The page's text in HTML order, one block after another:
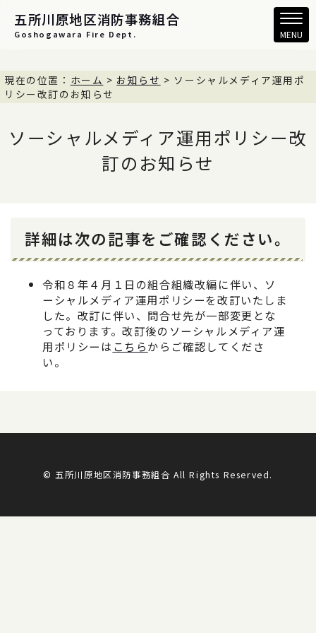
五所川原地区消防事務組合
Goshogawara Fire Dept. MENU
現在の位置： ホーム > お知らせ > ソーシャルメディア運用ポ
リシー改訂のお知らせ
ソーシャルメディア運用ポリシー改
訂のお知らせ
詳細は次の記事をご確認ください。
令和８年４月１日の組合組織改編に伴い、ソ
ーシャルメディア運用ポリシーを改訂いたしま
した。改訂に伴い、問合せ先が一部変更とな
っております。改訂後のソーシャルメディア運
用ポリシーは こちらからご確認してくださ
い。
© 五所川原地区消防事務組合 All Rights Reserved.